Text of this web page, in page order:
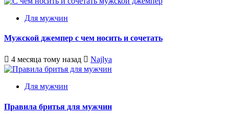
Для мужчин
Мужской джемпер с чем носить и сочетать
4 месяца тому назад Najlya
Для мужчин
Правила бритья для мужчин